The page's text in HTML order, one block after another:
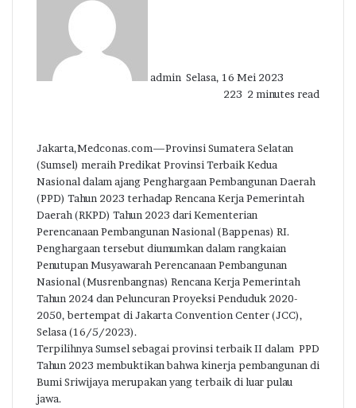
admin Selasa, 16 Mei 2023
223 2 minutes read
Jakarta,Medconas.com—Provinsi Sumatera Selatan
(Sumsel) meraih Predikat Provinsi Terbaik Kedua
Nasional dalam ajang Penghargaan Pembangunan Daerah
(PPD) Tahun 2023 terhadap Rencana Kerja Pemerintah
Daerah (RKPD) Tahun 2023 dari Kementerian
Perencanaan Pembangunan Nasional (Bappenas) RI.
Penghargaan tersebut diumumkan dalam rangkaian
Penutupan Musyawarah Perencanaan Pembangunan
Nasional (Musrenbangnas) Rencana Kerja Pemerintah
Tahun 2024 dan Peluncuran Proyeksi Penduduk 2020-
2050, bertempat di Jakarta Convention Center (JCC),
Selasa (16/5/2023).
Terpilihnya Sumsel sebagai provinsi terbaik II dalam PPD
Tahun 2023 membuktikan bahwa kinerja pembangunan di
Bumi Sriwijaya merupakan yang terbaik di luar pulau
jawa.